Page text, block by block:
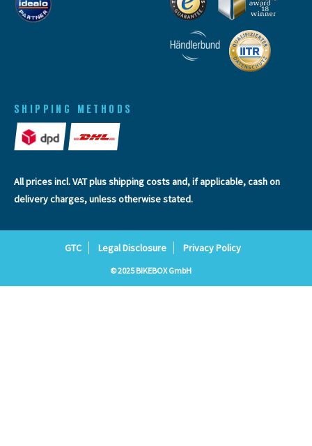
SHIPPING METHODS
All prices incl. VAT plusshipping costsand, if applicable, cash on
delivery charges, unless otherwise stated.
GTC Legal Disclosure Privacy Policy
© 2025 BIKEBOX GmbH